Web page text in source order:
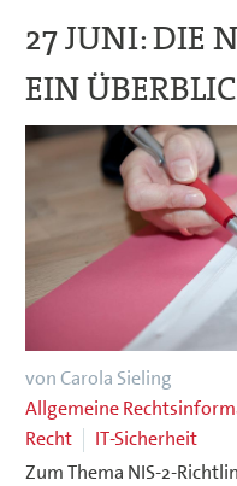
27 JUNI:DIE
EIN
von Carola Sieling
Allgemeine
Recht
IT-Sicherheit
Zum Thema NIS-2-